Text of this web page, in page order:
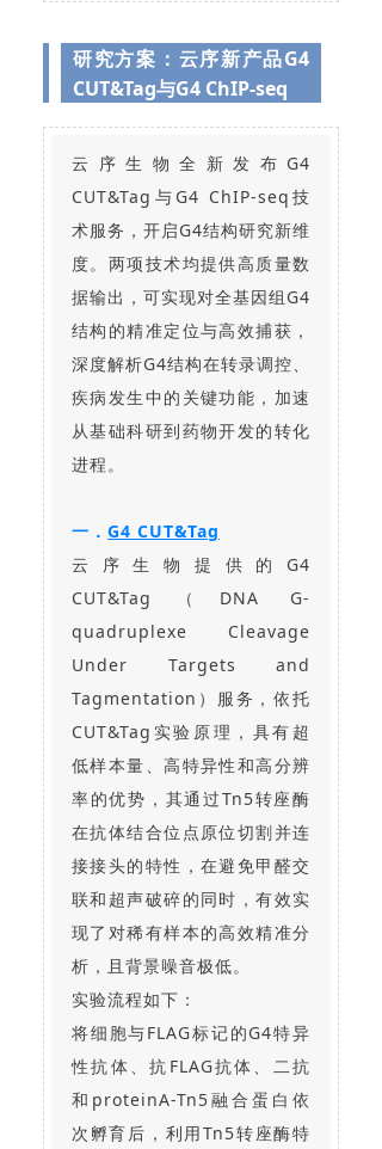
研究方案：云序新产品G4
CUT&Tag与G4 ChIP-seq
云序生物全新发布G4
CUT&Tag与G4 ChIP-seq技
术服务，开启G4结构研究新维
度。两项技术均提供高质量数
据输出，可实现对全基因组G4
结构的精准定位与高效捕获，
深度解析G4结构在转录调控、
疾病发生中的关键功能，加速
从基础科研到药物开发的转化
进程。
一． G4 CUT&Tag
云序生物提供的G4
CUT&Tag（DNA G-
quadruplexe Cleavage
Under Targets and
Tagmentation）服务，依托
CUT&Tag实验原理，具有超
低样本量、高特异性和高分辨
率的优势，其通过Tn5转座酶
在抗体结合位点原位切割并连
接接头的特性，在避免甲醛交
联和超声破碎的同时，有效实
现了对稀有样本的高效精准分
析，且背景噪音极低。
实验流程如下：
将细胞与FLAG标记的G4特异
性抗体、抗FLAG抗体、二抗
和proteinA-Tn5融合蛋白依
次孵育后，利用Tn5转座酶特